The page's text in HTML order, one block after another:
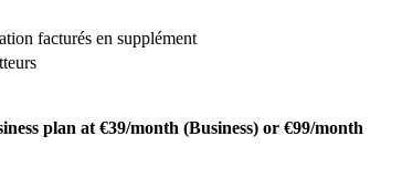
facturés en supplément
plan at €39/month (Business) or €99/month